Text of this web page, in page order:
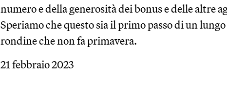
numero e della generosità dei bonus e delle altre
Speriamo che questo sia il primo passo di un
rondine che non fa primavera.
21 febbraio 2023